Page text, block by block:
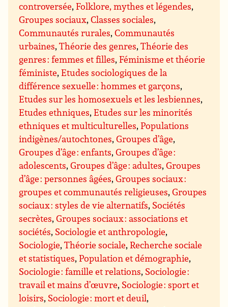
controversée,Folklore, mythes et légendes,
Groupes sociaux,Classes sociales,
Communautés rurales,Communautés
urbaines,Théorie des genres,Théorie des
genres : femmes et filles,Féminisme et théorie
féministe,Etudes sociologiques de la
différence sexuelle : hommes et garçons,
Etudes sur les homosexuels et les lesbiennes,
Etudes ethniques,Etudes sur les minorités
ethniques et multiculturelles,Populations
indigènes/autochtones,Groupes d’âge,
Groupes d’âge : enfants,Groupes d’âge :
adolescents,Groupes d’âge : adultes,Groupes
d’âge : personnes âgées,Groupes sociaux :
groupes et communautés religieuses,Groupes
sociaux : styles de vie alternatifs, Sociétés
secrètes,Groupes sociaux : associations et
sociétés, Sociologie et anthropologie,
Sociologie,Théorie sociale,Recherche sociale
et statistiques,Population et démographie,
Sociologie : famille et relations, Sociologie :
travail et mains d’œuvre, Sociologie : sport et
loisirs, Sociologie : mort et deuil,